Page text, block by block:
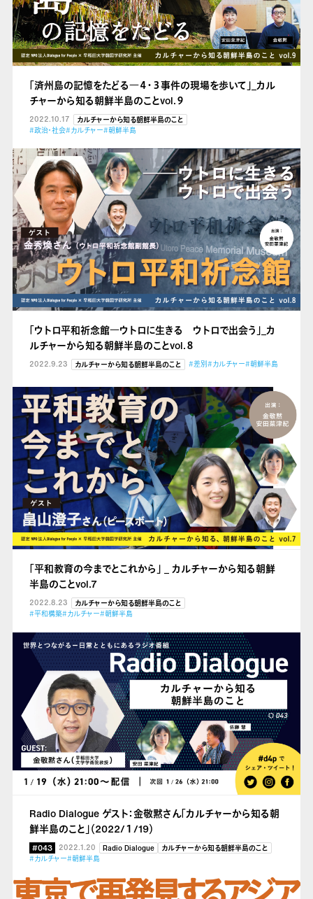
「済州島の記憶をたどる―４・３事件の現場を歩いて」_カル
チャーから知る朝鮮半島のことvol.９
2022.10.17
カルチャーから知る朝鮮半島のこと
#政治・社会#カルチャー#朝鮮半島
「ウトロ平和祈念館―ウトロに生きる ウトロで出会う」_カ
ルチャーから知る朝鮮半島のことvol.８
2022.9.23 カルチャーから知る朝鮮半島のこと #差別#カルチャー#朝鮮半島
「平和教育の今までとこれから」 _ カルチャーから知る朝鮮
半島のことvol.7
2022.8.23
カルチャーから知る朝鮮半島のこと
#平和構築#カルチャー#朝鮮半島
Radio Dialogue ゲスト：金敬黙さん「カルチャーから知る朝
鮮半島のこと」（2022/１/19）
#043 2022.1.20 Radio Dialogue
カルチャーから知る朝鮮半島のこと
#カルチャー#朝鮮半島